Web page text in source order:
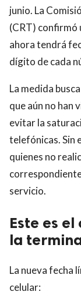
junio. La
(CRT) confirmó
ahora tendrá
dígito de cada
La medida
que aún no han
evitar la
telefónicas. Sin
quienes no
servicio.
Este es
la
La nueva fecha
celular: